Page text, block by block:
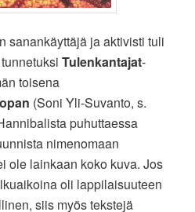
sanankäyttäjä ja aktivisti tuli
Tulenkantajat-
toisena
(Soni Yli-Suvanto, s.
puhuttaessa
nimenomaan
ole lainkaan koko kuva. Jos
oli lappilaisuuteen
siis myös tekstejä